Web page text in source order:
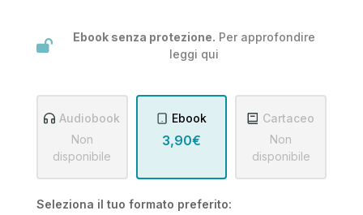
Ebook senza protezione. Per approfondire
leggi qui
Audiobook
Non
disponibile
Ebook
3,90€
Cartaceo
Non
disponibile
Seleziona il tuo formato preferito: